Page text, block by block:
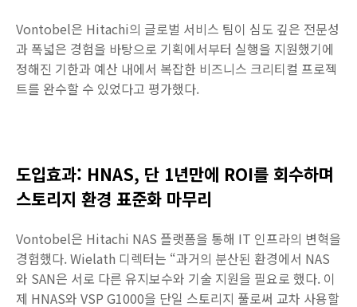
Vontobel은 Hitachi의 글로벌 서비스 팀이 심도 깊은 전문성
과 폭넓은 경험을 바탕으로 기획에서부터 실행을 지원했기에
정해진 기한과 예산 내에서 복잡한 비즈니스 크리티컬 프로젝
트를 완수할 수 있었다고 평가했다.
도입효과: HNAS, 단 1년만에 ROI를 회수하며
스토리지 환경 표준화 마무리
Vontobel은 Hitachi NAS 플랫폼을 통해 IT 인프라의 변혁을
경험했다. Wielath 디렉터는 “과거의 분산된 환경에서 NAS
와 SAN은 서로 다른 유지보수와 기술 지원을 필요로 했다. 이
제 HNAS와 VSP G1000을 단일 스토리지 풀로써 교차 사용할